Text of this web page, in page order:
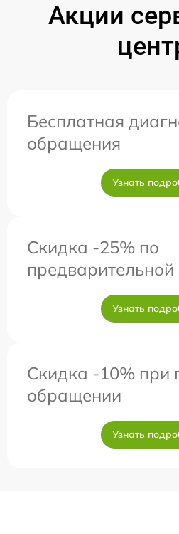
Акции
Бесплатная
обращения
Узнать
Скидка -25% по
предварительной
Узнать
Скидка -10% при
обращении
Узнать